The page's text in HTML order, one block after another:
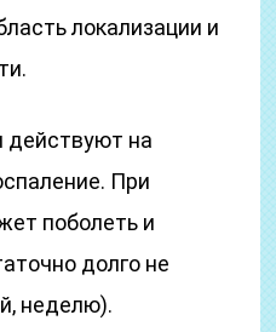
локализации и
на
При
поболеть и
долго не
неделю).